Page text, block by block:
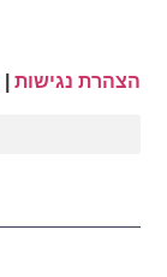
הצהרת נגישות